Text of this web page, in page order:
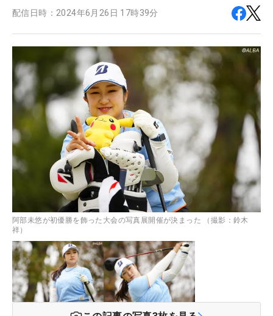
配信日時： 2024年6月26日 17時39分
阿部未悠が初優勝を飾った大会の写真展開催が決まった （撮影：鈴木
祥）